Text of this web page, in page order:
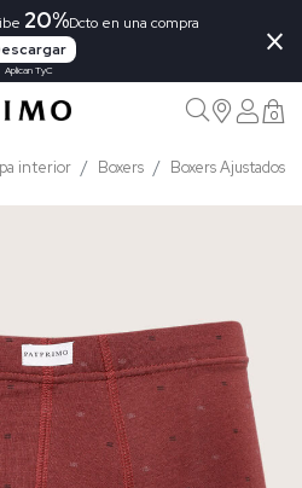
20%Dcto en una compra
Aplican TyC
×
0
interior Boxers Boxers Ajustados